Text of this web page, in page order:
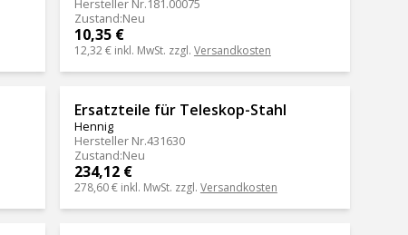
Zustand:Neu
10,35 €
12,32 € inkl. MwSt. zzgl. Versandkosten
Ersatzteile für Teleskop-Stahl
Hennig
Hersteller Nr.431630
Zustand:Neu
234,12 €
278,60 € inkl. MwSt. zzgl. Versandkosten